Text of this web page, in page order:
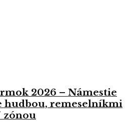
2026 – Námestie
hudbou, remeselníkmi
zónou